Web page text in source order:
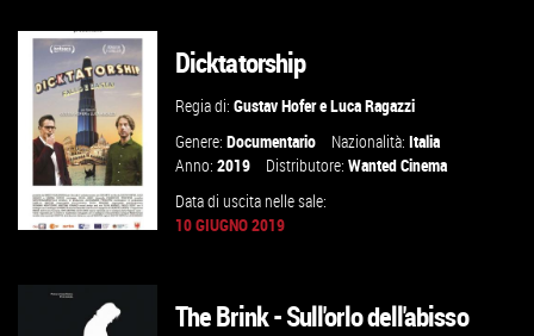
GUARDA IL TRAILER
Dicktatorship
Regia di:Gustav HofereLuca Ragazzi
Genere:Documentario Nazionalità:Italia
Anno:2019 Distributore:Wanted Cinema
Data di uscita nelle sale:
10 GIUGNO 2019
The Brink - Sull'orlo dell'abisso